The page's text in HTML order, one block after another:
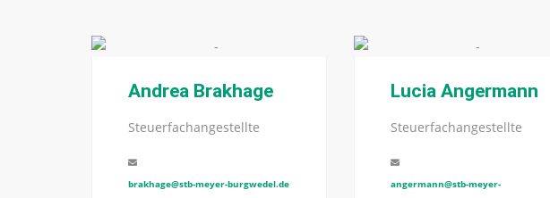
Andrea Brakhage
Steuerfachangestellte
brakhage@stb-meyer-burgwedel.de
Lucia Angermann
Steuerfachangestellte
angermann@stb-meyer-